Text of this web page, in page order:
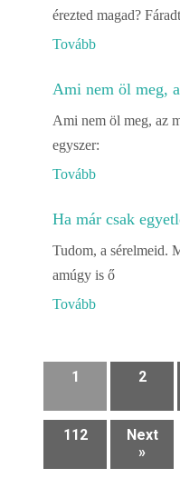
érezted magad?
Tovább
Ami nem öl meg,
Ami nem öl meg, az
egyszer:
Tovább
Ha már csak
Tudom, a sérelmeid.
amúgy is ő
Tovább
1 2
112
Next
»